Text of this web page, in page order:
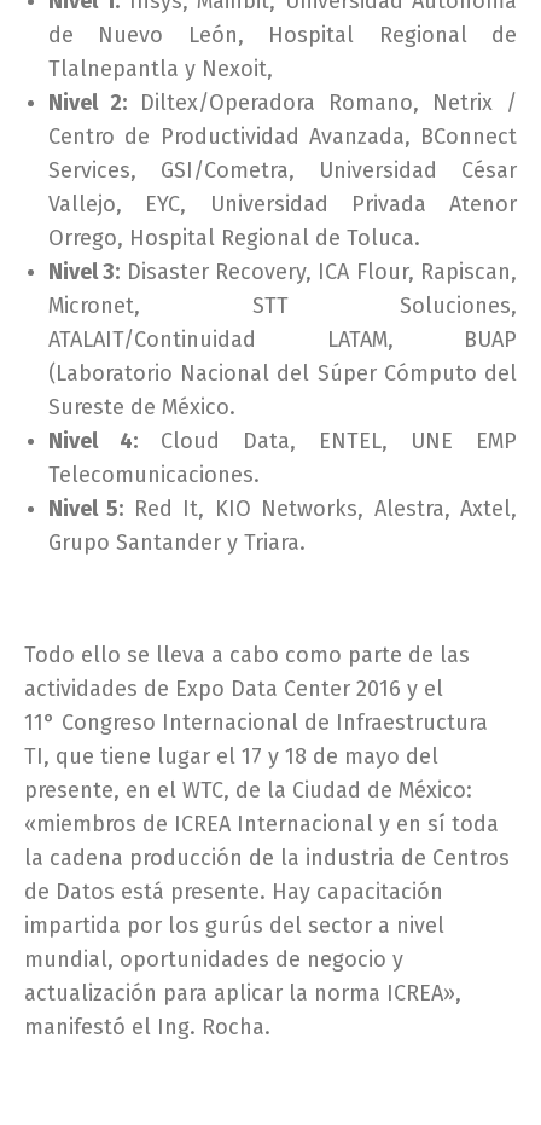
de Nuevo León, Hospital Regional de
Tlalnepantla y Nexoit,
Nivel 2: Diltex/Operadora Romano, Netrix /
Centro de Productividad Avanzada, BConnect
Services, GSI/Cometra, Universidad César
Vallejo, EYC, Universidad Privada Atenor
Orrego, Hospital Regional de Toluca.
Nivel 3: Disaster Recovery, ICA Flour, Rapiscan,
Micronet, STT Soluciones,
ATALAIT/Continuidad LATAM, BUAP
(Laboratorio Nacional del Súper Cómputo del
Sureste de México.
Nivel 4: Cloud Data, ENTEL, UNE EMP
Telecomunicaciones.
Nivel 5: Red It, KIO Networks, Alestra, Axtel,
Grupo Santander y Triara.
Todo ello se lleva a cabo como parte de las
actividades de Expo Data Center 2016 y el
11° Congreso Internacional de Infraestructura
TI, que tiene lugar el 17 y 18 de mayo del
presente, en el WTC, de la Ciudad de México:
«miembros de ICREA Internacional y en sí toda
la cadena producción de la industria de Centros
de Datos está presente. Hay capacitación
impartida por los gurús del sector a nivel
mundial, oportunidades de negocio y
actualización para aplicar la norma ICREA»,
manifestó el Ing. Rocha.